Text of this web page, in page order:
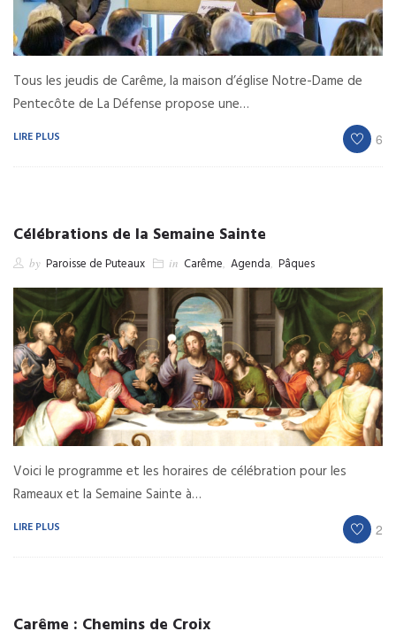
Tous les jeudis de Carême, la maison d’église Notre-Dame de
Pentecôte de La Défense propose une…
LIRE PLUS 6
Célébrations de la Semaine Sainte
by Paroisse de Puteaux in Carême, Agenda, Pâques
Voici le programme et les horaires de célébration pour les
Rameaux et la Semaine Sainte à…
LIRE PLUS 2
Carême : Chemins de Croix